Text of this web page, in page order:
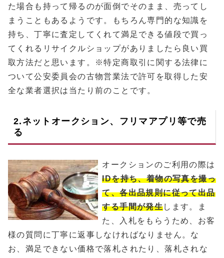
た場合も持って帰るのが面倒でそのまま、売ってし
まうこともあるようです。もちろん専門的な知識を
持ち、丁寧に査定してくれて満足できる値段で買っ
てくれるリサイクルショップがありましたら良い買
取方法だと思います。※特定商取引に関する法律に
ついて公安委員会の古物営業法で許可を取得した安
全な業者選択は当たり前のことです。
2.ネットオークション、フリマアプリ等で売
る
オークションのご利用の際は
IDを持ち、着物の写真を撮っ
て、各出品規則に従って出品
する手間が発生します。ま
た、入札をもらうため、お客
様の質問に丁寧に返事しなければなりません。な
お、満足できない価格で落札されたり、落札されな